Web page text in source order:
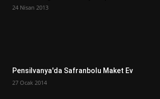
24 Nisan 2013
Pensilvanya'da Safranbolu Maket Ev
27 Ocak 2014